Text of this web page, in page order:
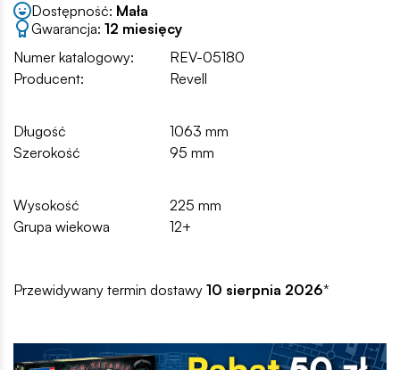
Dostępność: Mała
Gwarancja: 12 miesięcy
Numer katalogowy:
REV-05180
Producent:
Revell
Długość
1063 mm
Szerokość
95 mm
Wysokość
225 mm
Grupa wiekowa
12+
Przewidywany termin dostawy 10 sierpnia 2026*